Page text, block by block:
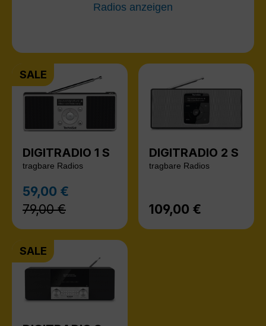
Radios anzeigen
SALE
DIGITRADIO 1 S
tragbare Radios
Verkaufspreis:
59,00 €
79,00 €
DIGITRADIO 2 S
tragbare Radios
Regulärer Preis:
109,00 €
SALE